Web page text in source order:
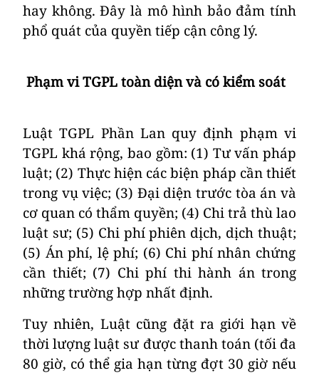
hay không. Đây là mô hình bảo đảm tính
phổ quát của quyền tiếp cận công lý.
Phạm viTGPL toàn diện và có kiểm soát
Luật TGPL Phần Lan quy định phạm vi
TGPL khá rộng, bao gồm: (1) Tư vấn pháp
luật; (2) Thực hiện các biện pháp cần thiết
trong vụ việc; (3) Đại diện trước tòa án và
cơ quan có thẩm quyền; (4) Chi trả thù lao
luật sư; (5) Chi phí phiên dịch, dịch thuật;
(5) Án phí, lệ phí; (6) Chi phí nhân chứng
cần thiết; (7) Chi phí thi hành án trong
những trường hợp nhất định.
Tuy nhiên, Luật cũng đặt ra giới hạn về
thời lượng luật sư được thanh toán (tối đa
80 giờ, có thể gia hạn từng đợt 30 giờ nếu